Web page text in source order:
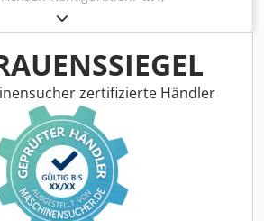
, Emissionsklasse:
, Betriebsstunden:625 h,
, Tragkraft: 2’000 kg, Ausstattung:
inkl. Mwst. Dedpfx Ajzl Evxji Hekr
zertifizierte Händler